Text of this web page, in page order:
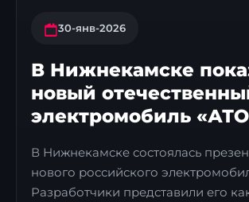
30-янв-2026
В Нижнекамске
новый
электромобиль
В Нижнекамске состоялась
нового российского
Разработчики представили его